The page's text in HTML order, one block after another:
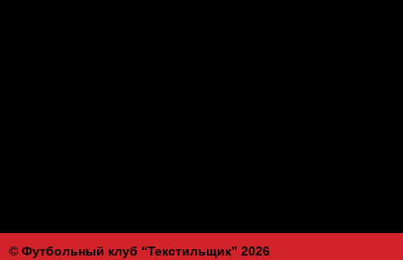
© Футбольный клуб “Текстильщик” 2026